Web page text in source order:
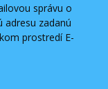
správu o
adresu zadanú
prostredí E-